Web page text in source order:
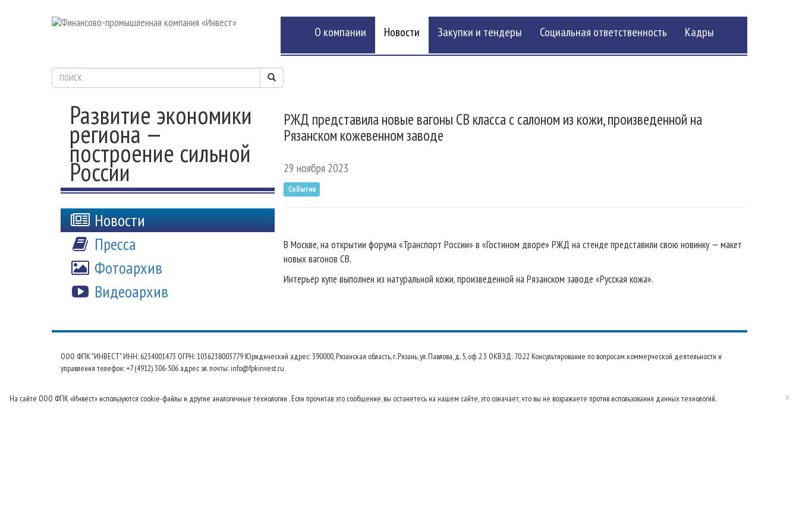
О компании Новости Закупки и тендеры Социальная ответственность Кадры
Развитие экономики
региона —
построение сильной
России
Новости
Пресса
Фотоархив
Видеоархив
​РЖД представила новые вагоны СВ класса с салоном из кожи, произведенной на
Рязанском кожевенном заводе
29 ноября 2023
События
В Москве, на открытии форума «Транспорт России» в «Гостином дворе» РЖД на стенде представили свою новинку — макет
новых вагонов СВ.
Интерьер купе выполнен из натуральной кожи, произведенной на Рязанском заводе «Русская кожа».
ООО ФПК "ИНВЕСТ" ИНН: 6234001473 ОГРН: 1036238003779 Юридический адрес: 390000, Рязанская область, г. Рязань, ул. Павлова, д. 5, оф. 2.3 ОКВЭД: 70.22 Консультирование по вопросам коммерческой деятельности и
управления телефон: +7 (4912) 306-506 адрес эл. почты: info@fpkinvest.ru
×
На сайте ООО ФПК «Инвест» используются cookie-файлы и другие аналогичные технологии . Если прочитав это сообщение, вы останетесь на нашем сайте, это означает, что вы не возражаете против использования данных технологий.